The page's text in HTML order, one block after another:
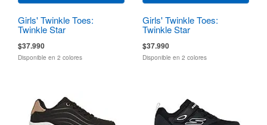
Girls' Twinkle Toes:
Twinkle Star
$37.990
Disponible en 2 colores
Girls' Twinkle Toes:
Twinkle Star
$37.990
Disponible en 2 colores